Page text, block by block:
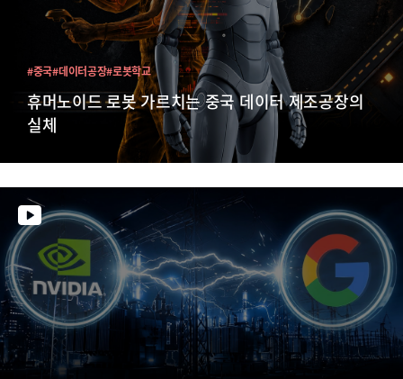
휴머노이드 로봇 가르치는 중국 데이터 제조공장의
실체
#중국#데이터공장#로봇학교